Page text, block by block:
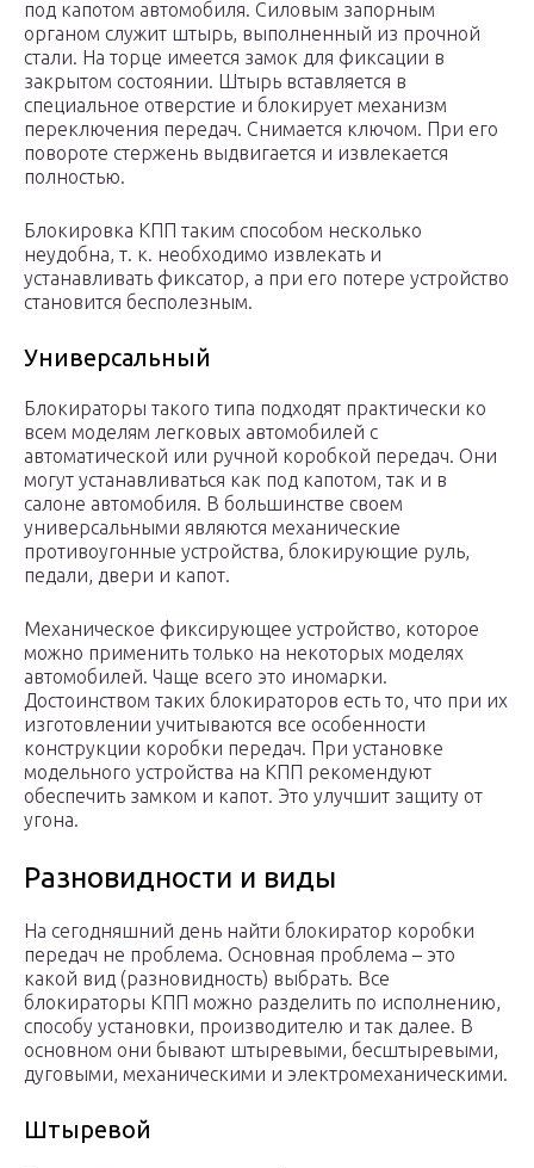
под капотом автомобиля. Силовым запорным
органом служит штырь, выполненный из прочной
стали. На торце имеется замок для фиксации в
закрытом состоянии. Штырь вставляется в
специальное отверстие и блокирует механизм
переключения передач. Снимается ключом. При его
повороте стержень выдвигается и извлекается
полностью.
Блокировка КПП таким способом несколько
неудобна, т. к. необходимо извлекать и
устанавливать фиксатор, а при его потере устройство
становится бесполезным.
Универсальный
Блокираторы такого типа подходят практически ко
всем моделям легковых автомобилей с
автоматической или ручной коробкой передач. Они
могут устанавливаться как под капотом, так и в
салоне автомобиля. В большинстве своем
универсальными являются механические
противоугонные устройства, блокирующие руль,
педали, двери и капот.
Механическое фиксирующее устройство, которое
можно применить только на некоторых моделях
автомобилей. Чаще всего это иномарки.
Достоинством таких блокираторов есть то, что при их
изготовлении учитываются все особенности
конструкции коробки передач. При установке
модельного устройства на КПП рекомендуют
обеспечить замком и капот. Это улучшит защиту от
угона.
Разновидности и виды
На сегодняшний день найти блокиратор коробки
передач не проблема. Основная проблема – это
какой вид (разновидность) выбрать. Все
блокираторы КПП можно разделить по исполнению,
способу установки, производителю и так далее. В
основном они бывают штыревыми, бесштыревыми,
дуговыми, механическими и электромеханическими.
Штыревой